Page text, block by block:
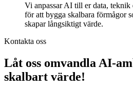
Vi anpassar AI till er data,
för att bygga skalbara förmågor
skapar långsiktigt värde.
Kontakta oss
Låt oss omvandla AI-
skalbart värde!